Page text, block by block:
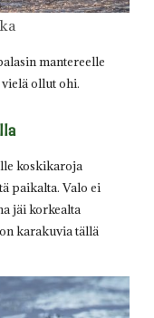
mantereelle
ollut ohi.
koskikaroja
paikalta. Valo ei
jäi korkealta
karakuvia tällä